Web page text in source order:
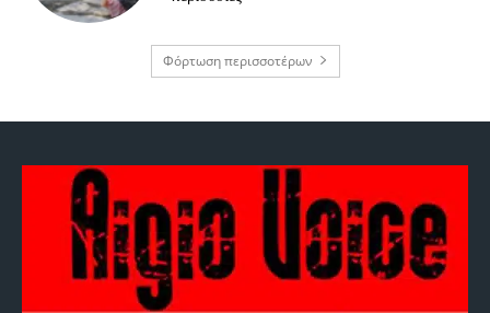
Φόρτωση περισσοτέρων